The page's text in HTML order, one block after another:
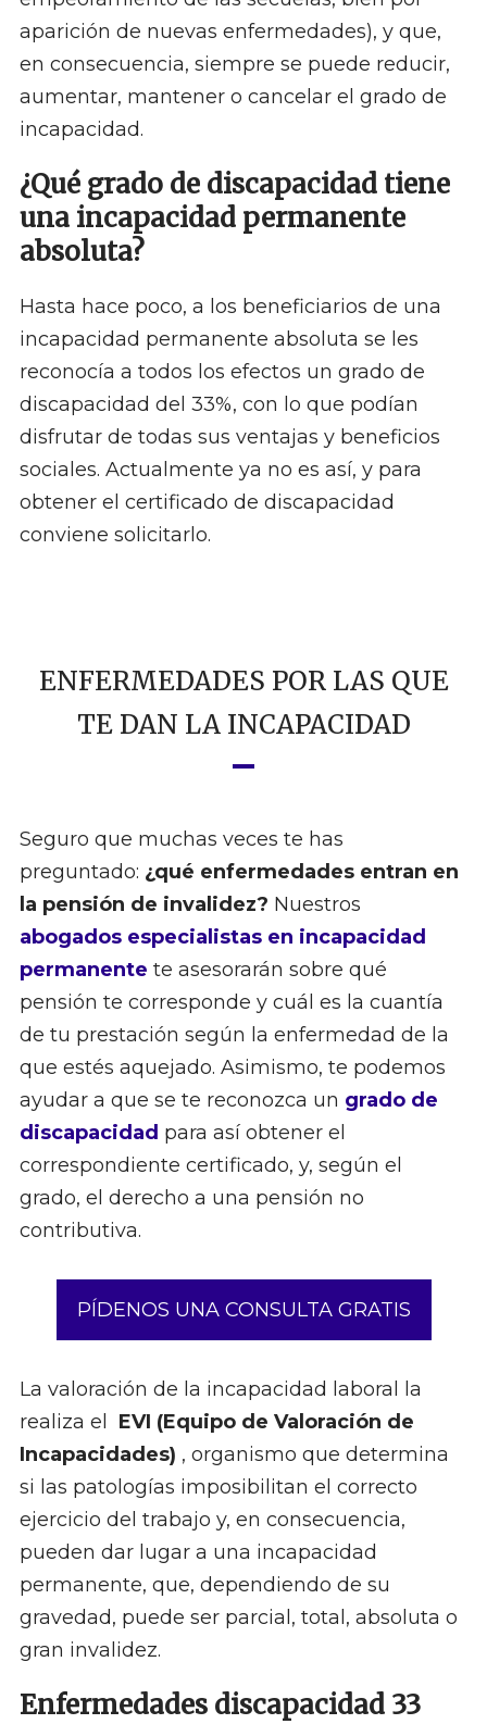
aparición de nuevas enfermedades), y que,
en consecuencia, siempre se puede reducir,
aumentar, mantener o cancelar el grado de
incapacidad.
¿Qué grado de discapacidad tiene
una incapacidad permanente
absoluta?
Hasta hace poco, a los beneficiarios de una
incapacidad permanente absoluta se les
reconocía a todos los efectos un grado de
discapacidad del 33%, con lo que podían
disfrutar de todas sus ventajas y beneficios
sociales. Actualmente ya no es así, y para
obtener el certificado de discapacidad
conviene solicitarlo.
ENFERMEDADES POR LAS QUE
TE DAN LA INCAPACIDAD
Seguro que muchas veces te has
preguntado: ¿qué enfermedades entran en
la pensión de invalidez? Nuestros
abogados especialistas en incapacidad
permanente te asesorarán sobre qué
pensión te corresponde y cuál es la cuantía
de tu prestación según la enfermedad de la
que estés aquejado. Asimismo, te podemos
ayudar a que se te reconozca un grado de
discapacidad para así obtener el
correspondiente certificado, y, según el
grado, el derecho a una pensión no
contributiva.
PÍDENOS UNA CONSULTA GRATIS
La valoración de la incapacidad laboral la
realiza el EVI (Equipo de Valoración de
Incapacidades) , organismo que determina
si las patologías imposibilitan el correcto
ejercicio del trabajo y, en consecuencia,
pueden dar lugar a una incapacidad
permanente, que, dependiendo de su
gravedad, puede ser parcial, total, absoluta o
gran invalidez.
Enfermedades discapacidad 33